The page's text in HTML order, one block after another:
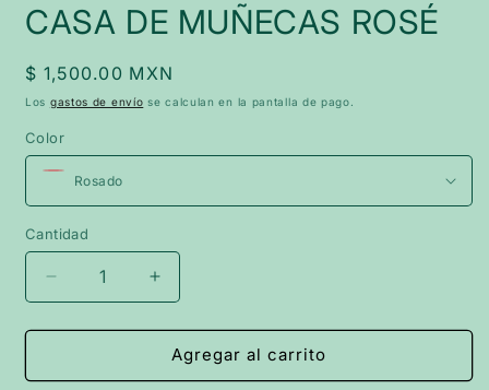
una
ventana
CASA DE MUÑECAS ROSÉ
Precio
habitual
$ 1,500.00 MXN
Los gastos de envío se calculan en la pantalla de pago.
Color
Cantidad
Reducir
cantidad
para
DE
Aumentar
cantidad
para
CASA
DE
Agregar al carrito